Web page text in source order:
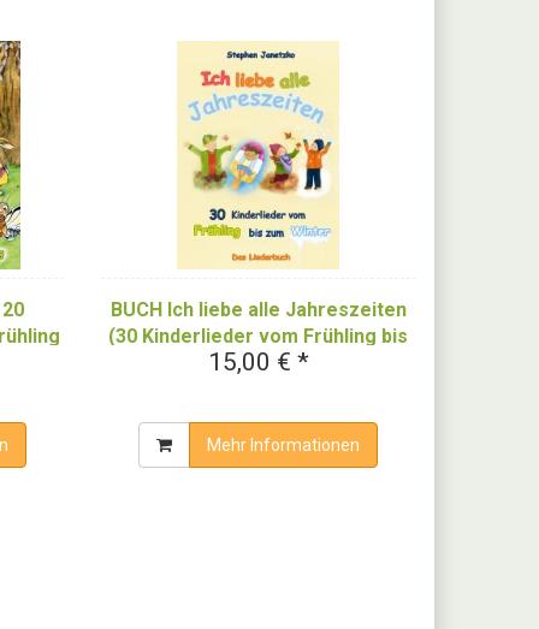
BUCH Ich liebe alle Jahreszeiten
(30 Kinderlieder vom Frühling bis
zum Winter)
15,00 € *
Mehr Informationen